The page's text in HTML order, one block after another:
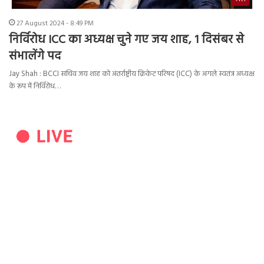
27 August 2024 - 8:49 PM
निर्विरोध ICC का अध्यक्ष चुने गए जय शाह, 1 दिसंबर से
संभालेंगे पद
Jay Shah : BCCI सचिव जय शाह को अंतर्राष्ट्रीय क्रिकेट परिषद (ICC) के अगले स्वतंत्र अध्यक्ष
के रूप में निर्विरोध…